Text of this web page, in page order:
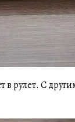
в рулет. С